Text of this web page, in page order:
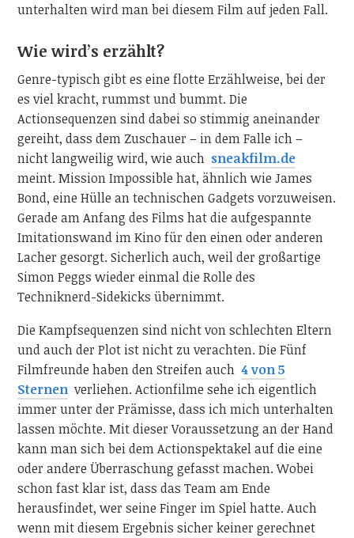
unterhalten wird man bei diesem Film auf jeden Fall.
Wie wird’s erzählt?
Genre-typisch gibt es eine flotte Erzählweise, bei der
es viel kracht, rummst und bummt. Die
Actionsequenzen sind dabei so stimmig aneinander
gereiht, dass dem Zuschauer – in dem Falle ich –
nicht langweilig wird, wie auch sneakfilm.de
meint. Mission Impossible hat, ähnlich wie James
Bond, eine Hülle an technischen Gadgets vorzuweisen.
Gerade am Anfang des Films hat die aufgespannte
Imitationswand im Kino für den einen oder anderen
Lacher gesorgt. Sicherlich auch, weil der großartige
Simon Peggs wieder einmal die Rolle des
Techniknerd-Sidekicks übernimmt.
Die Kampfsequenzen sind nicht von schlechten Eltern
und auch der Plot ist nicht zu verachten. Die Fünf
Filmfreunde haben den Streifen auch 4 von 5
Sternen verliehen. Actionfilme sehe ich eigentlich
immer unter der Prämisse, dass ich mich unterhalten
lassen möchte. Mit dieser Voraussetzung an der Hand
kann man sich bei dem Actionspektakel auf die eine
oder andere Überraschung gefasst machen. Wobei
schon fast klar ist, dass das Team am Ende
herausfindet, wer seine Finger im Spiel hatte. Auch
wenn mit diesem Ergebnis sicher keiner gerechnet